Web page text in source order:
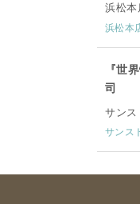
浜松本
浜松本
『世
司 （
サンス
サンス